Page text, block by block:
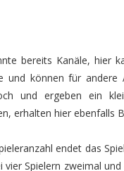
bereits Kanäle, hier
und können für
und ergeben ein
erhalten hier ebenfalls
endet das
vier Spielern zweimal